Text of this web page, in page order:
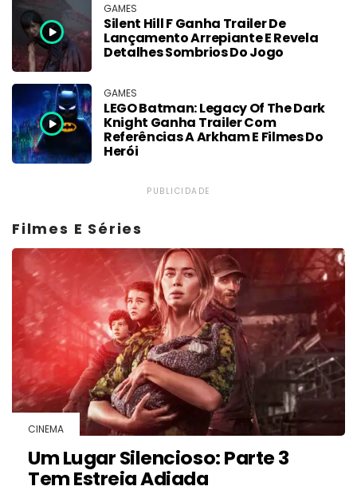
GAMES
Silent Hill F Ganha Trailer De
Lançamento Arrepiante E Revela
Detalhes Sombrios Do Jogo
GAMES
LEGO Batman: Legacy Of The Dark
Knight Ganha Trailer Com
Referências A Arkham E Filmes Do
Herói
PUBLICIDADE
Filmes E Séries
CINEMA
Um Lugar Silencioso: Parte 3
Tem Estreia Adiada